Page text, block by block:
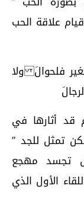
علاقة الحب
فلحوالَ ولا
قد أثارها في
تمثل للجد ”
تجسد مهجع
الأول الذي